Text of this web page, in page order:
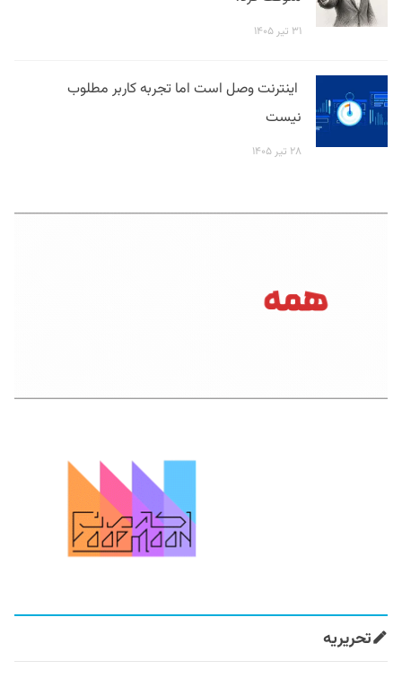
۳۱ تیر ۱۴۰۵
اینترنت وصل است اما تجربه کاربر مطلوب
نیست
۲۸ تیر ۱۴۰۵
تحریریه